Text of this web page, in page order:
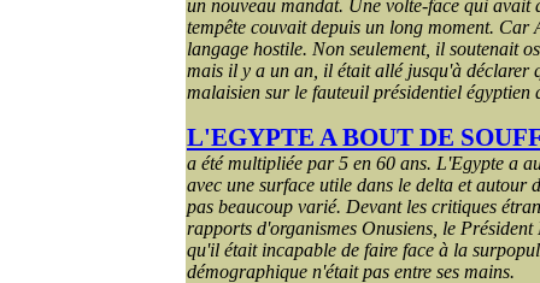
un nouveau mandat. Une volte-face qui avait
tempête couvait depuis un long moment. Car
langage hostile. Non seulement, il soutenait
mais il y a un an, il était allé jusqu'à
malaisien sur le fauteuil présidentiel égyptien
L'EGYPTE A BOUT DE
a été multipliée par 5 en 60 ans. L'Egypte a
avec une surface utile dans le delta et
pas beaucoup varié. Devant les critiques
rapports d'organismes Onusiens, le
qu'il était incapable de faire face à la
démographique n'était pas entre ses mains.